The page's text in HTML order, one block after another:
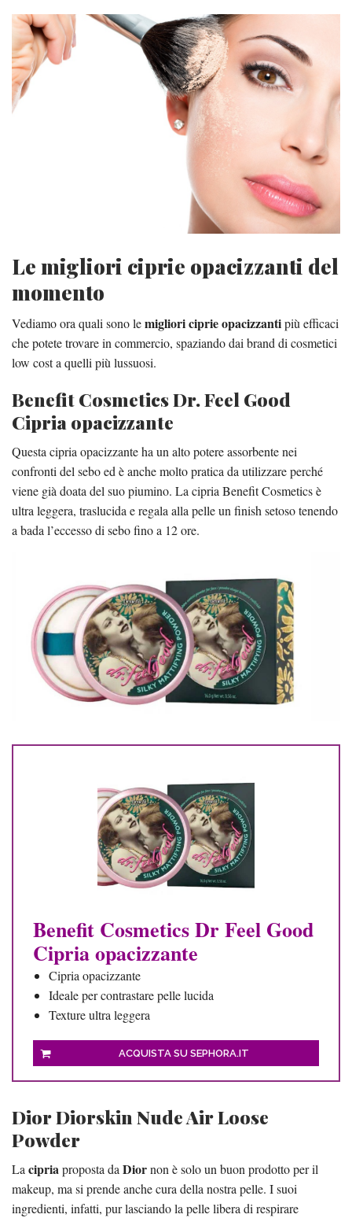
Le migliori ciprie opacizzanti del
momento
Vediamo ora quali sono lemigliori ciprie opacizzantipiù efficaci
che potete trovare in commercio, spaziando dai brand di cosmetici
low cost a quelli più lussuosi.
Benefit Cosmetics Dr. Feel Good
Cipria opacizzante
Questa cipria opacizzante ha un alto potere assorbente nei
confronti del sebo ed è anche molto pratica da utilizzare perché
viene già doata del suo piumino. La cipria Benefit Cosmetics è
ultra leggera, traslucida e regala alla pelle un finish setoso tenendo
a bada l’eccesso di sebo fino a 12 ore.
Benefit Cosmetics Dr Feel Good
Cipria opacizzante
Cipria opacizzante
Ideale per contrastare pelle lucida
Texture ultra leggera
ACQUISTA SU SEPHORA.IT
Dior Diorskin Nude Air Loose
Powder
La cipria proposta da Diornon è solo un buon prodotto per il
makeup, ma si prende anche cura della nostra pelle. I suoi
ingredienti, infatti, pur lasciando la pelle libera di respirare